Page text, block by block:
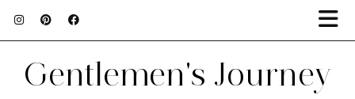
Gentlemen's Journey